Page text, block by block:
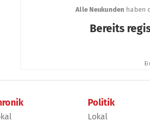
Politik
Lokal